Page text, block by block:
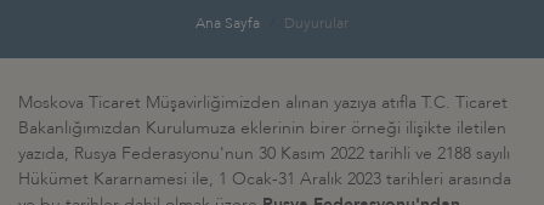
Ana Sayfa Duyurular
Moskova Ticaret Müşavirliğimizden alınan yazıya atıfla T.C. Ticaret
Bakanlığımızdan Kurulumuza eklerinin birer örneği ilişikte iletilen
yazıda, Rusya Federasyonu'nun 30 Kasım 2022 tarihli ve 2188 sayılı
Hükümet Kararnamesi ile, 1 Ocak-31 Aralık 2023 tarihleri arasında